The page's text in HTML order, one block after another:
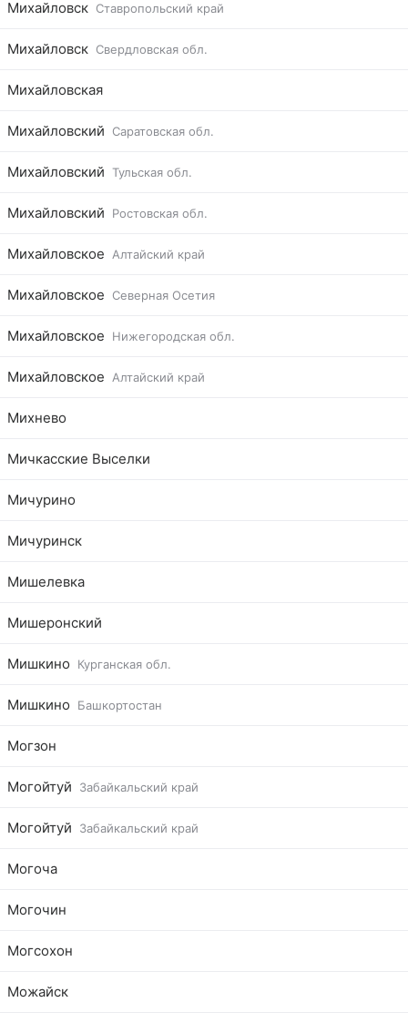
Михайловск Ставропольский край
Михайловск Свердловская обл.
Михайловская
Михайловский Саратовская обл.
Михайловский Тульская обл.
Михайловский Ростовская обл.
Михайловское Алтайский край
Михайловское Северная Осетия
Михайловское Нижегородская обл.
Михайловское Алтайский край
Михнево
Мичкасские Выселки
Мичурино
Мичуринск
Мишелевка
Мишеронский
Мишкино Курганская обл.
Мишкино Башкортостан
Могзон
Могойтуй Забайкальский край
Могойтуй Забайкальский край
Могоча
Могочин
Могсохон
Можайск